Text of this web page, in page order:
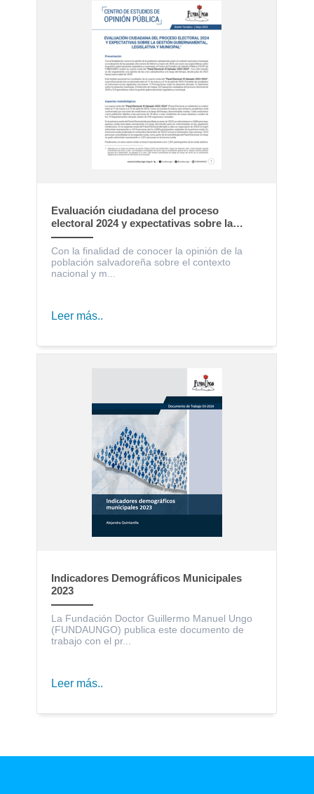
Evaluación ciudadana del proceso
electoral 2024 y expectativas sobre la
gestión gubernamental, legislativa y
municipal
Con la finalidad de conocer la opinión de la
población salvadoreña sobre el contexto
nacional y m...
Leer más..
Indicadores Demográficos Municipales
2023
La Fundación Doctor Guillermo Manuel Ungo
(FUNDAUNGO) publica este documento de
trabajo con el pr...
Leer más..